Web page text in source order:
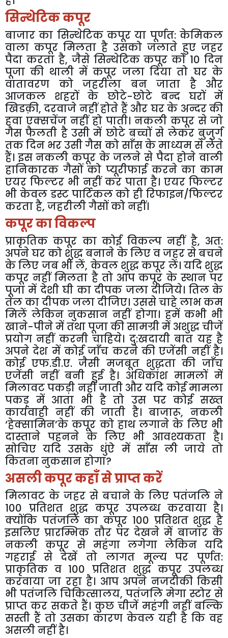
सिन्थेटिककपूर
बाजार का सिन्थेटिक कपूर या पूर्णत:केमिकल
वाला कपूर मिलता है उसको जलाते हुए जहर
पैदा करता है, जैसे सिन्थेटिक कपूर को10 दिन
पूजा की थाली में कपूर जला दिया तो घर के
वातावरण
को जहरीला बन जाता है
और
आजकल
शहरों के छोटे-छोटे बन्द घरों
में
खिडक़ी,दरवाजे नहींहोते हैं और घरके अन्दरकी
हवा एक्सचेंज नहीं हो पाती। नकली कपूर से जो
गैस फैलती है उसी में छोटे बच्चों से लेकर बुजुर्ग
तकदिन भरउसीगैस कोसाँसकेमाध्यमसेलेते
हैं। इस नकली कपूर के जलने से पैदा होने वाली
हानिकारक गैसों को प्यूरीफाई करने का काम
एयर फिल्टर भी नहीं कर पाता है। एयर फिल्टर
भी केवल डस्ट पार्टिकल को ही रिफाइन/फिल्टर
करताहै, जहरीलीगैसोंकोनहीं।
कपूरकाविकल्प
प्राकृतिक कपूर का कोई विकल्प नहीं है, अत:
अपनेघरको शुद्धबनाने केलिएवजहरसेबचने
केलिए जब भीलें, केवल शुद्धकपूर लें। यदि शुद्ध
कपूर नहीं मिलता है तो आप कपूर के स्थान पर
पूजा में देशी घी का दीपक जला दीजिये। तिल के
तेलकादीपकजलादीजिए। उससेचाहेलाभकम
मिलें लेकिन नुकसान नहीं होगा। हमें कभी भी
खाने-पीनेमेंतथापूजाकीसामग्रीमें अशुद्धचीजें
प्रयोग नहीं करनी चाहिये। दु:खदायी बात यह है
अपने देश में कोई जाँच करने की एजेंसी नहीं है।
कोई एफ.डी.ए.जैसी मजबूत शुद्धता की जाँच
एजेंसी नहीं बनी हुई है। अधिकांश मामलों में
मिलावटपकड़ी नहींजाती औरयदि कोईमामला
पकड़ में आता भी है तो उस पर कोई सख्त
कार्यवाही नहीं की जाती है। बाजारू,नकली
‘हेक्सामिन’के कपूर को हाथ लगाने के लिए भी
दास्ताने पहनने के लिए भी आवश्यकता है।
सोचिए यदि उसके धुंऐ में साँस ली जाये तो
कितनानुकसानहोगा?
असलीकपूरकहाँसेप्राप्तकरें
मिलावट के जहर से बचाने के लिए पतंजलि ने
100 प्रतिशत शुद्ध कपूर उपलब्ध करवाया है।
क्योंकि पतंजलि का कपूर 100 प्रतिशत शुद्ध है
इसलिए प्रारम्भिक तौर पर देखने में बाजार के
नकली कपूर से महंगा लगेगा लेकिन यदि
गहराई
से देखें तो लागत मूल्य पर पूर्णत:
प्राकृतिक व 100 प्रतिशत शुद्ध कपूर उपलब्ध
करवाया जा रहा है। आप अपने नजदीकी किसी
भी पतंजलि चिकित्सालय, पतंजलि मेगा स्टोर से
प्राप्त कर सकते हैं। कुछ चीजें महंगी नहीं बल्कि
सस्ती हैं तो उसका कारण केवल यही है कि वह
असलीनहींहै।